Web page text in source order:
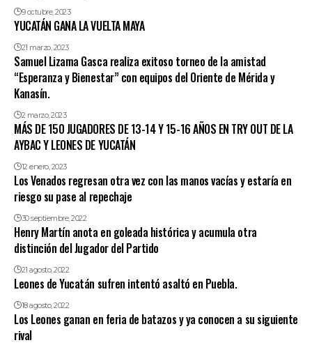
9 octubre, 2023
YUCATÁN GANA LA VUELTA MAYA
21 marzo, 2023
Samuel Lizama Gasca realiza exitoso torneo de la amistad
“Esperanza y Bienestar” con equipos del Oriente de Mérida y
Kanasín.
2 marzo, 2023
MÁS DE 150 JUGADORES DE 13-14 Y 15-16 AÑOS EN TRY OUT DE LA
AYBAC Y LEONES DE YUCATÁN
12 enero, 2023
Los Venados regresan otra vez con las manos vacías y estaría en
riesgo su pase al repechaje
30 septiembre, 2022
Henry Martín anota en goleada histórica y acumula otra
distinción del Jugador del Partido
21 agosto, 2022
Leones de Yucatán sufren intentó asaltó en Puebla.
18 agosto, 2022
Los Leones ganan en feria de batazos y ya conocen a su siguiente
rival